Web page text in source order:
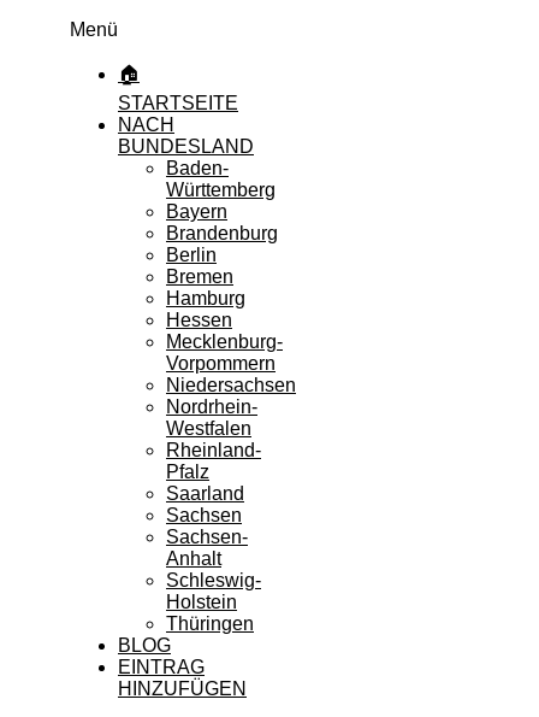
Menü
🏠
STARTSEITE
NACH
BUNDESLAND
Baden-
Württemberg
Bayern
Brandenburg
Berlin
Bremen
Hamburg
Hessen
Mecklenburg-
Vorpommern
Niedersachsen
Nordrhein-
Westfalen
Rheinland-
Pfalz
Saarland
Sachsen
Sachsen-
Anhalt
Schleswig-
Holstein
Thüringen
BLOG
EINTRAG
HINZUFÜGEN